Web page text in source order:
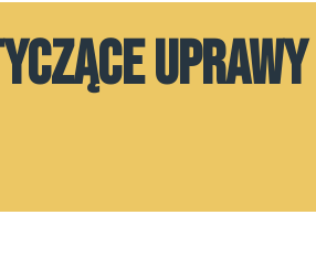
UPRAWY